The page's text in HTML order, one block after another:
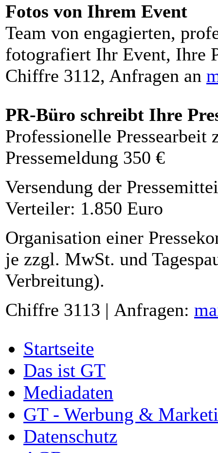
Fotos von Ihrem Event
Team von engagierten,
fotografiert Ihr Event, Ihre
Chiffre 3112, Anfragen an
PR-Büro schreibt Ihre
Professionelle Pressearbeit
Pressemeldung 350 €
Versendung der
Verteiler: 1.850 Euro
Organisation einer
je zzgl. MwSt. und
Verbreitung).
Chiffre 3113 | Anfragen:
Startseite
Das ist GT
Mediadaten
GT - Werbung &
Datenschutz